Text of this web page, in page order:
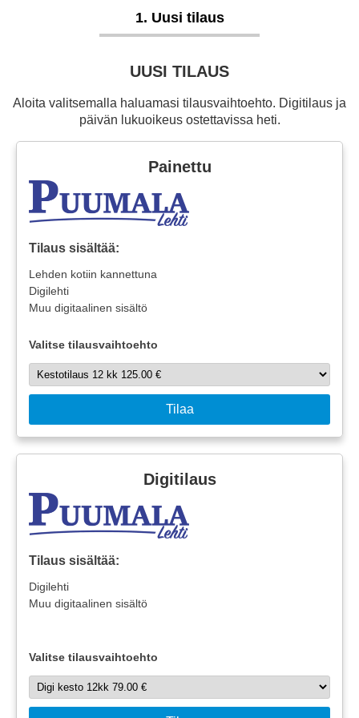
1. Uusi tilaus
UUSI TILAUS
Aloita valitsemalla haluamasi tilausvaihtoehto. Digitilaus ja
päivän lukuoikeus ostettavissa heti.
Painettu
Tilaus sisältää:
Lehden kotiin kannettuna
Digilehti
Muu digitaalinen sisältö
Valitse tilausvaihtoehto
Tilaa
Digitilaus
Tilaus sisältää:
Digilehti
Muu digitaalinen sisältö
Valitse tilausvaihtoehto